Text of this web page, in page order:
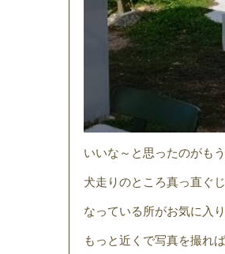
いいな～と思ったのがも
犬走りのところ真っ直ぐ
なっている所がお気に入
もっと近くで写真を撮れ